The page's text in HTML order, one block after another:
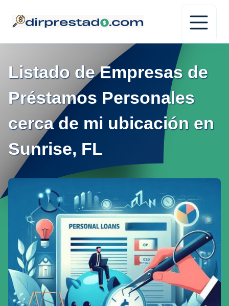
Listado de Empresas de
Préstamos Personales
cerca de mi ubicación en
Sunrise, FL